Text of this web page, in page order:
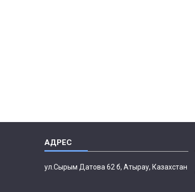
ул.Сырым Датова 62 б, Атырау, Казахстан